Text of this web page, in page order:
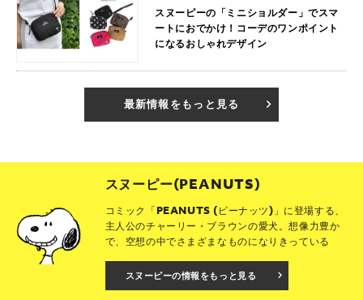
スヌーピーの「ミニショルダー」でスマ
ートにおでかけ！コーデのワンポイント
になるおしゃれデザイン
最新情報をもっと見る
スヌーピー(PEANUTS)
コミック「PEANUTS (ピーナッツ)」に登場する、
主人公のチャーリー・ブラウンの愛犬。想像力豊か
で、空想の中でさまざまなものになりきっている
スヌーピーの情報をもっと見る